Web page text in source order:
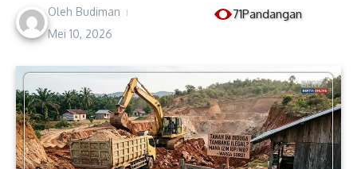
Oleh Budiman 71Pandangan
Mei 10, 2026